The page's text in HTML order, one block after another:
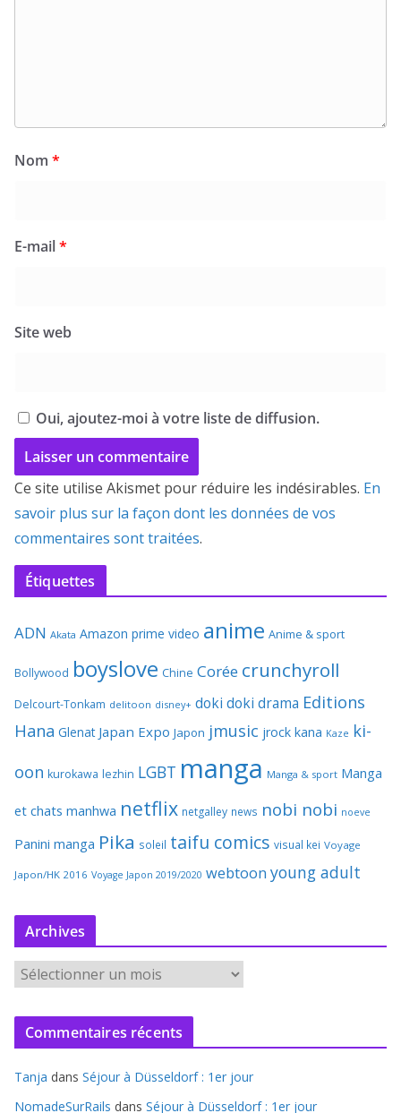
Nom *
E-mail*
Site web
Oui, ajoutez-moi à votre liste de diffusion.
Ce site utilise Akismet pour réduire les indésirables. En
savoir plus sur la façon dont les données de vos
commentaires sont traitées.
Étiquettes
ADN Akata Amazon prime video anime Anime & sport
Bollywood boyslove Chine Corée crunchyroll
Delcourt-Tonkam delitoon disney+ doki doki drama Editions
Hana Glenat Japan Expo Japon jmusic jrock kana Kaze ki-
oon kurokawa lezhin LGBT manga Manga & sport Manga
et chats manhwa netflix netgalley news nobi nobi noeve
Panini manga Pika soleil taifu comics visual kei Voyage
Japon/HK 2016 Voyage Japon 2019/2020 webtoon young adult
Archives
r
c
v
e
Commentaires récents
Tanja dans Séjour à Düsseldorf : 1er jour
NomadeSurRails dans Séjour à Düsseldorf : 1er jour